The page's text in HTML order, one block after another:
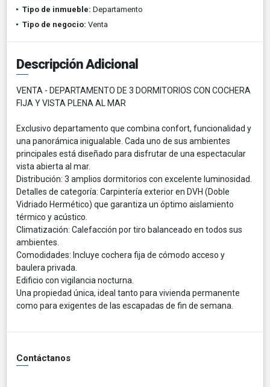
Tipo de inmueble: Departamento
Tipo de negocio: Venta
Descripción Adicional
VENTA - DEPARTAMENTO DE 3 DORMITORIOS CON COCHERA
FIJA Y VISTA PLENA AL MAR
Exclusivo departamento que combina confort, funcionalidad y
una panorámica inigualable. Cada uno de sus ambientes
principales está diseñado para disfrutar de una espectacular
vista abierta al mar.
Distribución: 3 amplios dormitorios con excelente luminosidad.
Detalles de categoría: Carpintería exterior en DVH (Doble
Vidriado Hermético) que garantiza un óptimo aislamiento
térmico y acústico.
Climatización: Calefacción por tiro balanceado en todos sus
ambientes.
Comodidades: Incluye cochera fija de cómodo acceso y
baulera privada.
Edificio con vigilancia nocturna.
Una propiedad única, ideal tanto para vivienda permanente
como para exigentes de las escapadas de fin de semana.
Contáctanos